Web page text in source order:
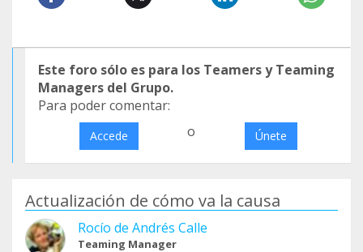
Este foro sólo es para los Teamers y Teaming
Managers del Grupo.
Para poder comentar:
Accede o Únete
Actualización de cómo va la causa
Rocío de Andrés Calle
Teaming Manager